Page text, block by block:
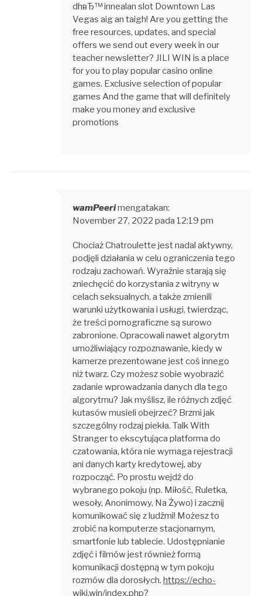
dhвЂ™ innealan slot Downtown Las
Vegas aig an taigh! Are you getting the
free resources, updates, and special
offers we send out every week in our
teacher newsletter? JILI WIN is a place
for you to play popular casino online
games. Exclusive selection of popular
games And the game that will definitely
make you money and exclusive
promotions
wamPeerimengatakan:
November 27, 2022 pada 12:19 pm
Chociaż Chatroulette jest nadal aktywny,
podjęli działania w celu ograniczenia tego
rodzaju zachowań. Wyraźnie starają się
zniechęcić do korzystania z witryny w
celach seksualnych, a także zmienili
warunki użytkowania i usługi, twierdząc,
że treści pornograficzne są surowo
zabronione. Opracowali nawet algorytm
umożliwiający rozpoznawanie, kiedy w
kamerze prezentowane jest coś innego
niż twarz. Czy możesz sobie wyobrazić
zadanie wprowadzania danych dla tego
algorytmu? Jak myślisz, ile różnych zdjęć
kutasów musieli obejrzeć? Brzmi jak
szczególny rodzaj piekła. Talk With
Stranger to ekscytująca platforma do
czatowania, która nie wymaga rejestracji
ani danych karty kredytowej, aby
rozpocząć. Po prostu wejdź do
wybranego pokoju (np. Miłość, Ruletka,
wesoły, Anonimowy, Na Żywo) i zacznij
komunikować się z ludźmi! Możesz to
zrobić na komputerze stacjonarnym,
smartfonie lub tablecie. Udostępnianie
zdjęć i filmów jest również formą
komunikacji dostępną w tym pokoju
rozmów dla dorosłych. https://echo-
wiki.win/index.php?